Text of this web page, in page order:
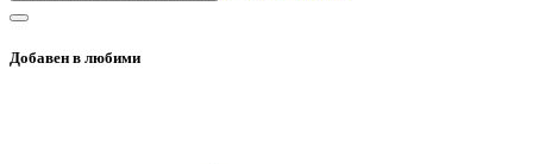
Добавен в любими